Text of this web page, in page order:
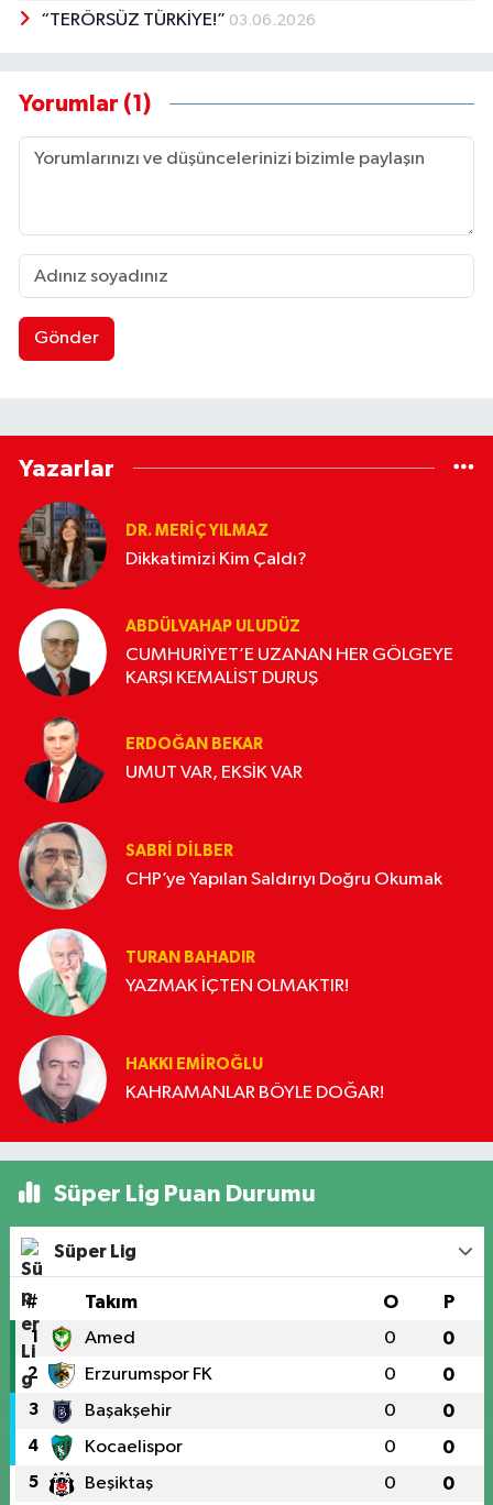
“TERÖRSÜZ TÜRKİYE!” 03.06.2026
Yorumlar (1)
Gönder
Yazarlar
DR. MERIÇ YILMAZ
Dikkatimizi Kim Çaldı?
ABDÜLVAHAP ULUDÜZ
CUMHURİYET’E UZANAN HER GÖLGEYE
KARŞI KEMALİST DURUŞ
ERDOĞAN BEKAR
UMUT VAR, EKSİK VAR
SABRI DILBER
CHP’ye Yapılan Saldırıyı Doğru Okumak
TURAN BAHADIR
YAZMAK İÇTEN OLMAKTIR!
HAKKI EMİROĞLU
KAHRAMANLAR BÖYLE DOĞAR!
Süper Lig Puan Durumu
Süper Lig
# Takım O P
1 Amed 0 0
2 Erzurumspor FK 0 0
3 Başakşehir 0 0
4 Kocaelispor 0 0
5 Beşiktaş 0 0